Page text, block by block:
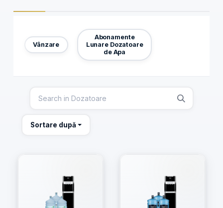
Vânzare
Abonamente
Lunare Dozatoare
de Apa
Sortare după